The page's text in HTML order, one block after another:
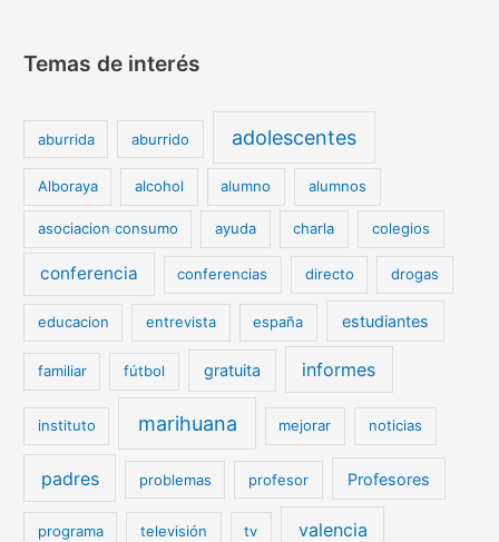
Temas de interés
aburrida aburrido adolescentes
Alboraya alcohol alumno alumnos
asociacion consumo ayuda charla colegios
conferencia conferencias directo drogas
educacion entrevista españa estudiantes
familiar fútbol gratuita informes
instituto marihuana mejorar noticias
padres problemas profesor Profesores
programa televisión tv valencia